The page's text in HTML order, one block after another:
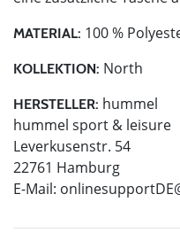
MATERIAL: 100 %
KOLLEKTION: North
HERSTELLER: hummel
hummel sport & leisure
Leverkusenstr. 54
22761 Hamburg
E-Mail: